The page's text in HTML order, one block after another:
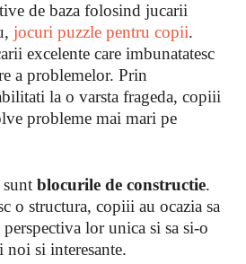
de baza folosind jucarii
jocuri puzzle pentru copii.
excelente care imbunatatesc
a problemelor. Prin
la o varsta frageda, copiii
probleme mai mari pe
blocurile de constructie.
o structura, copiii au ocazia sa
lor unica si sa si-o
si interesante.